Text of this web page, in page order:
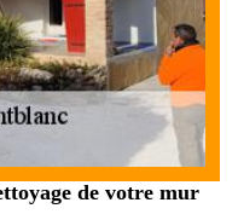
de votre mur